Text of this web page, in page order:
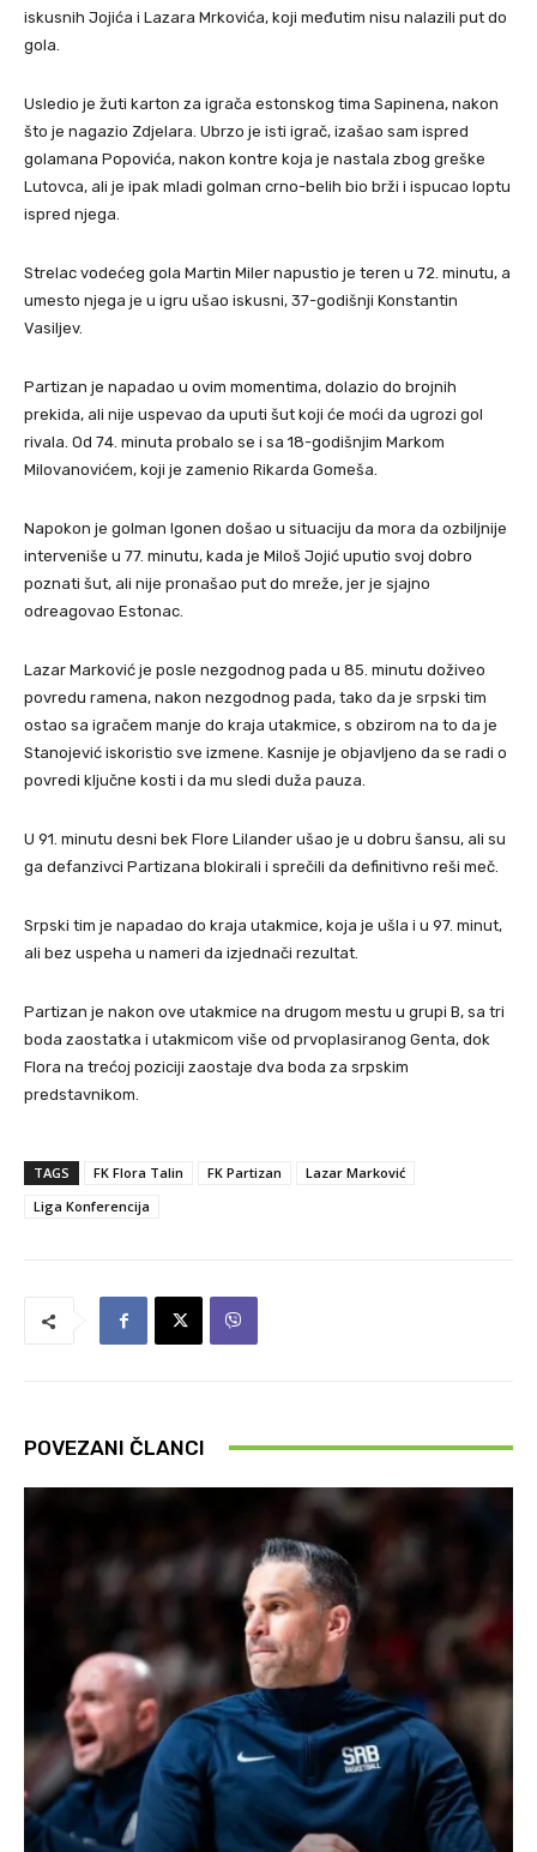
iskusnih Jojića i Lazara Mrkovića, koji međutim nisu nalazili put do
gola.
Usledio je žuti karton za igrača estonskog tima Sapinena, nakon
što je nagazio Zdjelara. Ubrzo je isti igrač, izašao sam ispred
golamana Popovića, nakon kontre koja je nastala zbog greške
Lutovca, ali je ipak mladi golman crno-belih bio brži i ispucao loptu
ispred njega.
Strelac vodećeg gola Martin Miler napustio je teren u 72. minutu, a
umesto njega je u igru ušao iskusni, 37-godišnji Konstantin
Vasiljev.
Partizan je napadao u ovim momentima, dolazio do brojnih
prekida, ali nije uspevao da uputi šut koji će moći da ugrozi gol
rivala. Od 74. minuta probalo se i sa 18-godišnjim Markom
Milovanovićem, koji je zamenio Rikarda Gomeša.
Napokon je golman Igonen došao u situaciju da mora da ozbiljnije
interveniše u 77. minutu, kada je Miloš Jojić uputio svoj dobro
poznati šut, ali nije pronašao put do mreže, jer je sjajno
odreagovao Estonac.
Lazar Marković je posle nezgodnog pada u 85. minutu doživeo
povredu ramena, nakon nezgodnog pada, tako da je srpski tim
ostao sa igračem manje do kraja utakmice, s obzirom na to da je
Stanojević iskoristio sve izmene. Kasnije je objavljeno da se radi o
povredi ključne kosti i da mu sledi duža pauza.
U 91. minutu desni bek Flore Lilander ušao je u dobru šansu, ali su
ga defanzivci Partizana blokirali i sprečili da definitivno reši meč.
Srpski tim je napadao do kraja utakmice, koja je ušla i u 97. minut,
ali bez uspeha u nameri da izjednači rezultat.
Partizan je nakon ove utakmice na drugom mestu u grupi B, sa tri
boda zaostatka i utakmicom više od prvoplasiranog Genta, dok
Flora na trećoj poziciji zaostaje dva boda za srpskim
predstavnikom.
TAGS FK Flora Talin FK Partizan
Lazar Marković
Liga Konferencija
POVEZANI ČLANCI